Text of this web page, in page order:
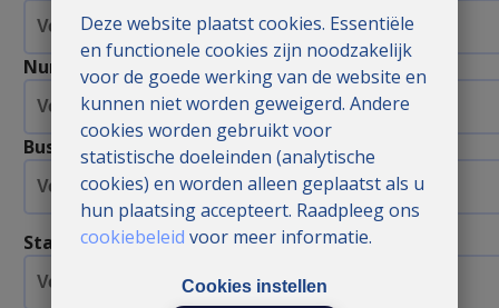
Nummer
Bus
Stad
Deze website plaatst cookies. Essentiële
en functionele cookies zijn noodzakelijk
voor de goede werking van de website en
kunnen niet worden geweigerd. Andere
cookies worden gebruikt voor
statistische doeleinden (analytische
cookies) en worden alleen geplaatst als u
hun plaatsing accepteert. Raadpleeg ons
cookiebeleid voor meer informatie.
Cookies instellen